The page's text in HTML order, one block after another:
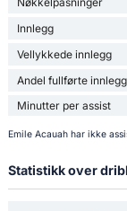
Innlegg
Vellykkede innlegg
Andel fullførte innlegg
Minutter per assist
Emile Acauah har ikke
Statistikk over